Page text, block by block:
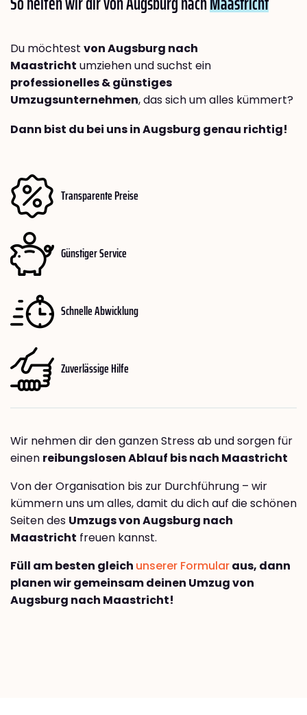
Du möchtest von Augsburg nach
Maastricht umziehen und suchst ein
professionelles & günstiges
Umzugsunternehmen, das sich um alles kümmert?
Dann bist du bei uns in Augsburg genau richtig!
Transparente Preise
Günstiger Service
Schnelle Abwicklung
Zuverlässige Hilfe
Wir nehmen dir den ganzen Stress ab und sorgen für
einen reibungslosen Ablauf bis nach Maastricht
Von der Organisation bis zur Durchführung – wir
kümmern uns um alles, damit du dich auf die schönen
Seiten des Umzugs von Augsburg nach
Maastricht freuen kannst.
Füll am besten gleich unserer Formularaus, dann
planen wir gemeinsam deinen Umzug von
Augsburg nach Maastricht!